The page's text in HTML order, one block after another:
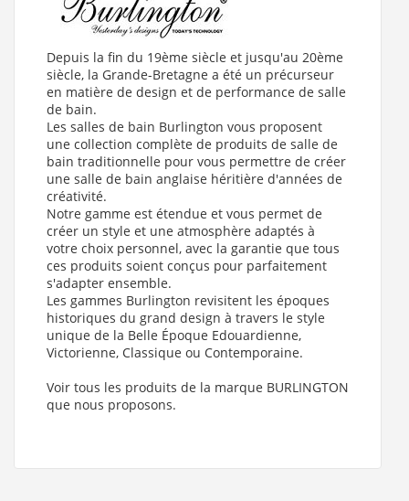
Depuis la fin du 19ème siècle et jusqu'au 20ème
siècle, la Grande-Bretagne a été un précurseur
en matière de design et de performance de salle
de bain.
Les salles de bain Burlington vous proposent
une collection complète de produits de salle de
bain traditionnelle pour vous permettre de créer
une salle de bain anglaise héritière d'années de
créativité.
Notre gamme est étendue et vous permet de
créer un style et une atmosphère adaptés à
votre choix personnel, avec la garantie que tous
ces produits soient conçus pour parfaitement
s'adapter ensemble.
Les gammes Burlington revisitent les époques
historiques du grand design à travers le style
unique de la Belle Époque Edouardienne,
Victorienne, Classique ou Contemporaine.
Voir tous les produits de la marque BURLINGTON
que nous proposons.